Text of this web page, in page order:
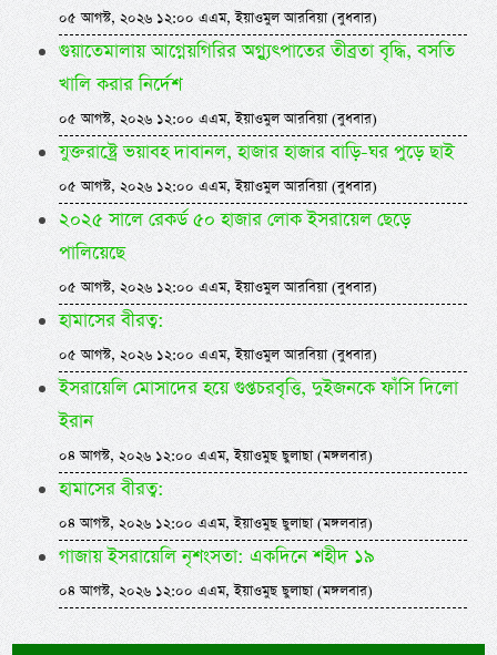
০৫ আগস্ট, ২০২৬ ১২:০০ এএম, ইয়াওমুল আরবিয়া (বুধবার)
গুয়াতেমালায় আগ্নেয়গিরির অগ্ন্যুৎপাতের তীব্রতা বৃদ্ধি, বসতি
খালি করার নির্দেশ
০৫ আগস্ট, ২০২৬ ১২:০০ এএম, ইয়াওমুল আরবিয়া (বুধবার)
যুক্তরাষ্ট্রে ভয়াবহ দাবানল, হাজার হাজার বাড়ি-ঘর পুড়ে ছাই
০৫ আগস্ট, ২০২৬ ১২:০০ এএম, ইয়াওমুল আরবিয়া (বুধবার)
২০২৫ সালে রেকর্ড ৫০ হাজার লোক ইসরায়েল ছেড়ে
পালিয়েছে
০৫ আগস্ট, ২০২৬ ১২:০০ এএম, ইয়াওমুল আরবিয়া (বুধবার)
হামাসের বীরত্ব:
০৫ আগস্ট, ২০২৬ ১২:০০ এএম, ইয়াওমুল আরবিয়া (বুধবার)
ইসরায়েলি মোসাদের হয়ে গুপ্তচরবৃত্তি, দুইজনকে ফাঁসি দিলো
ইরান
০৪ আগস্ট, ২০২৬ ১২:০০ এএম, ইয়াওমুছ ছুলাছা (মঙ্গলবার)
হামাসের বীরত্ব:
০৪ আগস্ট, ২০২৬ ১২:০০ এএম, ইয়াওমুছ ছুলাছা (মঙ্গলবার)
গাজায় ইসরায়েলি নৃশংসতা: একদিনে শহীদ ১৯
০৪ আগস্ট, ২০২৬ ১২:০০ এএম, ইয়াওমুছ ছুলাছা (মঙ্গলবার)